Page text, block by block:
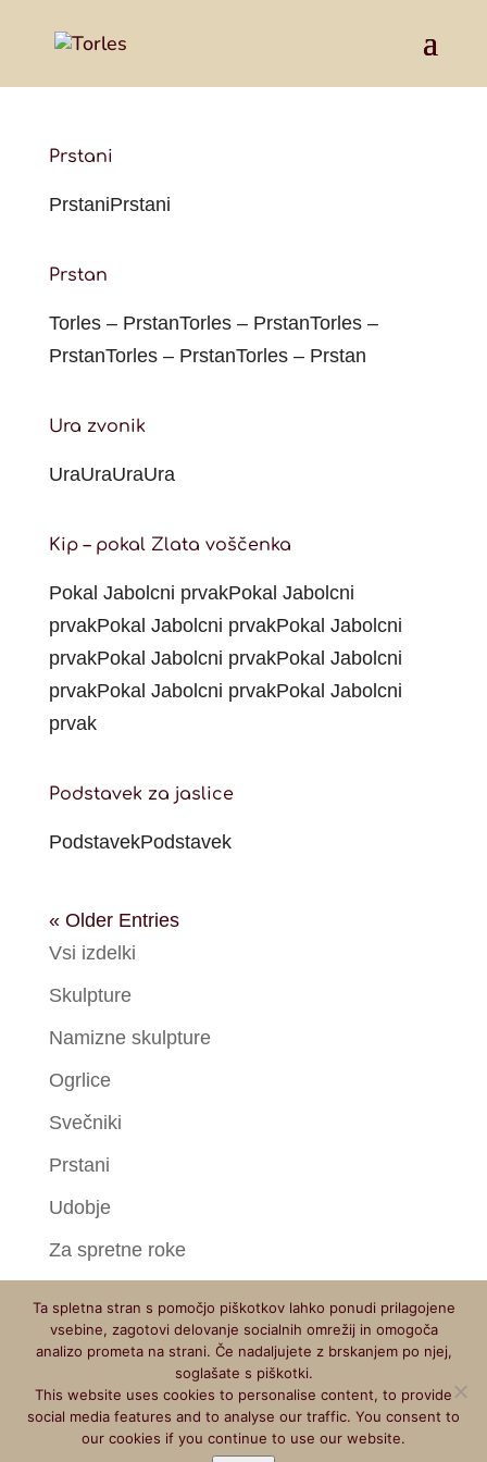
Prstani
PrstaniPrstani
Prstan
Torles – PrstanTorles – PrstanTorles –
PrstanTorles – PrstanTorles – Prstan
Ura zvonik
UraUraUraUra
Kip – pokal Zlata voščenka
Pokal Jabolcni prvakPokal Jabolcni
prvakPokal Jabolcni prvakPokal Jabolcni
prvakPokal Jabolcni prvakPokal Jabolcni
prvakPokal Jabolcni prvakPokal Jabolcni
prvak
Podstavek za jaslice
PodstavekPodstavek
« Older Entries
Vsi izdelki
Skulpture
Namizne skulpture
Ogrlice
Svečniki
Prstani
Udobje
Za spretne roke
Copyright © 2018 - 2026 Torles Anton Bešter s.p. Vse pravice
pridržane. |Politika zasebnosti|Pogoji poslovanja|Izdelava
Ta spletna stran s pomočjo piškotkov lahko ponudi prilagojene
vsebine, zagotovi delovanje socialnih omrežij in omogoča
analizo prometa na strani. Če nadaljujete z brskanjem po njej,
soglašate s piškotki.
This website uses cookies to personalise content, to provide
social media features and to analyse our traffic. You consent to
our cookies if you continue to use our website.